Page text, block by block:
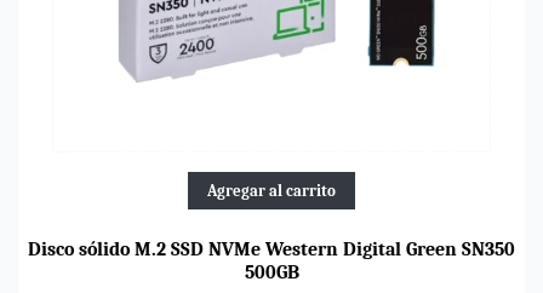
Agregar al carrito
Disco sólido M.2 SSD NVMe Western Digital Green SN350
500GB